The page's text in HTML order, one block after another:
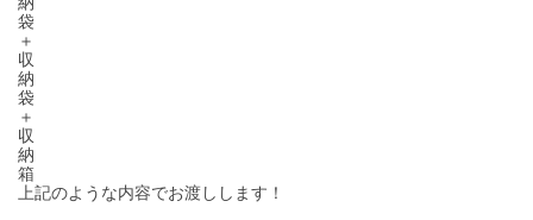
袋
＋
収
納
袋
＋
収
納
箱
上記のような内容でお渡しします！